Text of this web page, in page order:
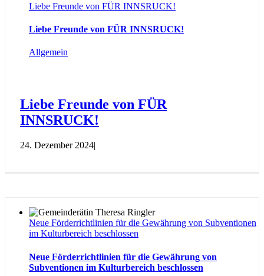
Liebe Freunde von FÜR INNSRUCK!
Liebe Freunde von FÜR INNSRUCK!
Allgemein
Liebe Freunde von FÜR
INNSRUCK!
24. Dezember 2024|
Neue Förderrichtlinien für die Gewährung von Subventionen
im Kulturbereich beschlossen
Neue Förderrichtlinien für die Gewährung von
Subventionen im Kulturbereich beschlossen